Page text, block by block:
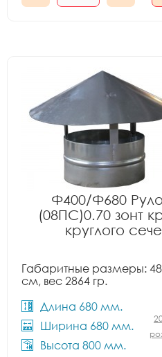
Ф400/Ф680
(08ПС)0.70 зонт
круглого
Габаритные размеры: 48
см, вес 2864 гр.
Длина 680 мм.
Ширина 680 мм.
Высота 800 мм.